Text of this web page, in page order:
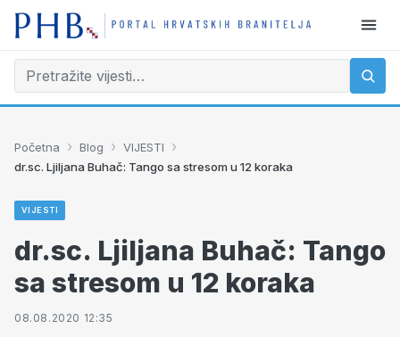
Početna › Blog › VIJESTI ›
dr.sc. Ljiljana Buhač: Tango sa stresom u 12 koraka
VIJESTI
dr.sc. Ljiljana Buhač: Tango
sa stresom u 12 koraka
08.08.2020 12:35